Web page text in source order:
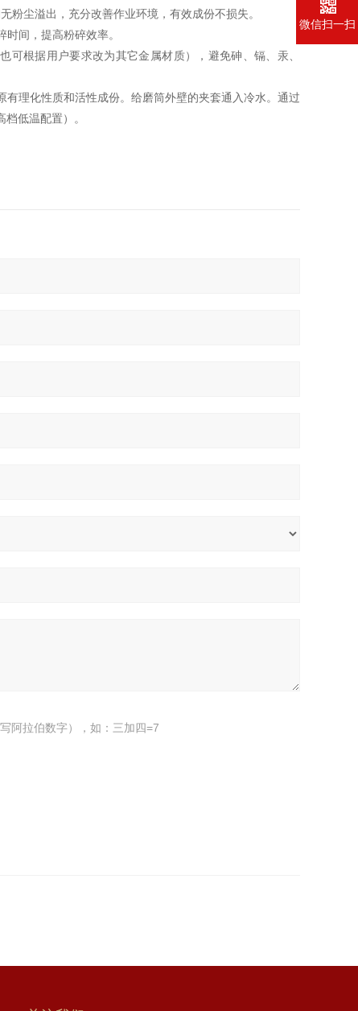
尘溢出，充分改善作业环境，有效成份不损失。
间，提高粉碎效率。
根据用户要求改为其它金属材质），避免砷、镉、汞、
理化性质和活性成份。给磨筒外壁的夹套通入冷水。通过
低温配置）。
阿拉伯数字），如：三加四=7
微信扫一扫